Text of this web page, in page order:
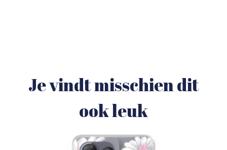
Je vindt misschien dit
ook leuk